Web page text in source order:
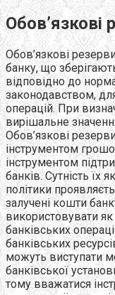
Обов’язкові
Обов’язкові
банку, що
відповідно до
законодавством,
операцій. При
вирішальне
Обов’язкові
інструментом
інструментом
банків. Сутність їх
політики
залучені кошти
використовувати
банківських
банківських
можуть виступати
банківської
тому вважатися